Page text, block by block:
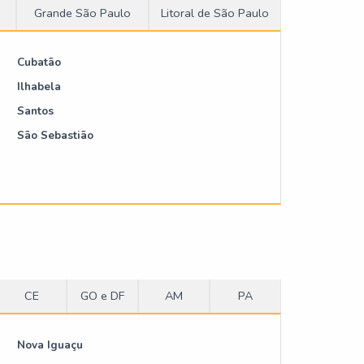
Grande São Paulo Litoral de São Paulo
Cubatão
Ilhabela
Santos
São Sebastião
CE GO e DF AM PA
Nova Iguaçu